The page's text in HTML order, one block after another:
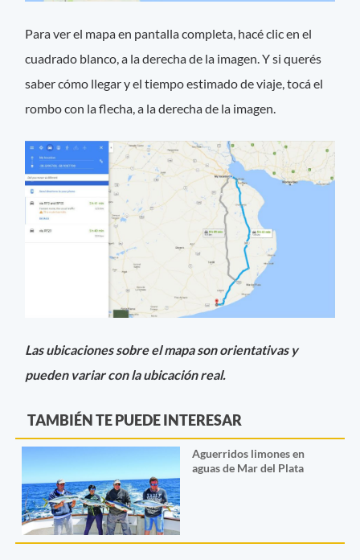
Para ver el mapa en pantalla completa, hacé clic en el
cuadrado blanco, a la derecha de la imagen. Y si querés
saber cómo llegar y el tiempo estimado de viaje, tocá el
rombo con la flecha, a la derecha de la imagen.
Las ubicaciones sobre el mapa son orientativas y
pueden variar con la ubicación real.
TAMBIÉN TE PUEDE INTERESAR
Aguerridos limones en
aguas de Mar del Plata